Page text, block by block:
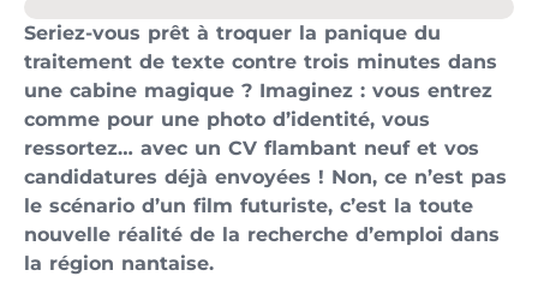
Seriez-vous prêt à troquer la panique du
traitement de texte contre trois minutes dans
une cabine magique ? Imaginez : vous entrez
comme pour une photo d’identité, vous
ressortez… avec un CV flambant neuf et vos
candidatures déjà envoyées ! Non, ce n’est pas
le scénario d’un film futuriste, c’est la toute
nouvelle réalité de la recherche d’emploi dans
la région nantaise.